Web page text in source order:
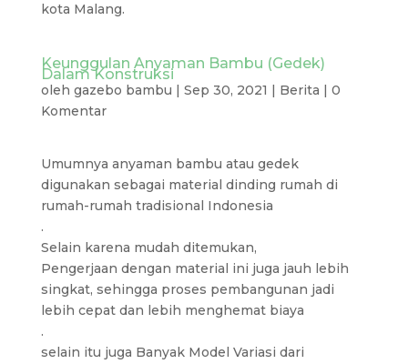
kota Malang.
Keunggulan Anyaman Bambu (Gedek)
Dalam Konstruksi
oleh gazebo bambu | Sep 30, 2021 | Berita | 0
Komentar
Umumnya anyaman bambu atau gedek
digunakan sebagai material dinding rumah di
rumah-rumah tradisional Indonesia
.
Selain karena mudah ditemukan,
Pengerjaan dengan material ini juga jauh lebih
singkat, sehingga proses pembangunan jadi
lebih cepat dan lebih menghemat biaya
.
selain itu juga Banyak Model Variasi dari